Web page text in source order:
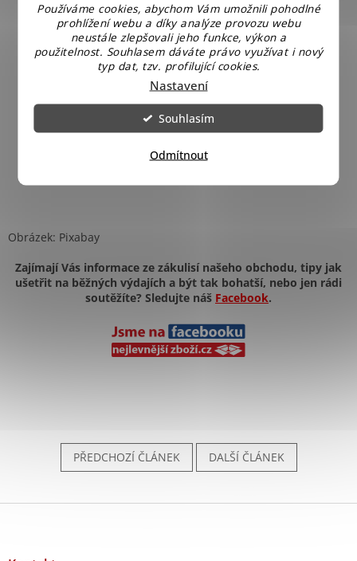
Používáme cookies, abychom Vám umožnili pohodlné
prohlížení webu a díky analýze provozu webu
neustále zlepšovali jeho funkce, výkon a
použitelnost. Souhlasem dáváte právo využívat i nový
typ dat, tzv. profilující cookies.
Nastavení
Odmítnout
Souhlasím
Obrázek: Pixabay
Zajímají Vás informace ze zákulisí našeho obchodu, tipy jak
ušetřit na běžných výdajích a být tak bohatší, nebo jen rádi
soutěžíte? Sledujte náš Facebook.
PŘEDCHOZÍ ČLÁNEK DALŠÍ ČLÁNEK
Z